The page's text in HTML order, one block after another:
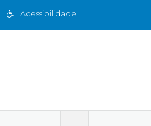
Acessibilidade